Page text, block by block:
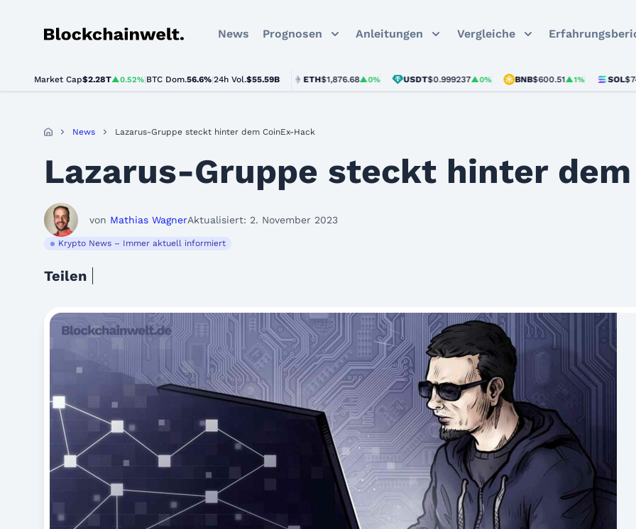
Blockchainwelt News Prognosen Anleitungen Vergleiche
Market Cap$2.28T▲0.52% BTC Dom.56.6% 24h Vol.$55.59B
BTC$64,437.00 ▲0.4% ETH$1,876.68▲0% USDT$0.999237▲0% BNB$600.51▲1% SOL$74.08
News Lazarus-Gruppe steckt hinter dem CoinEx-Hack
Lazarus-Gruppe steckt hinter
von Mathias WagnerAktualisiert: 2. November 2023
Krypto News – Immer aktuell informiert
Teilen